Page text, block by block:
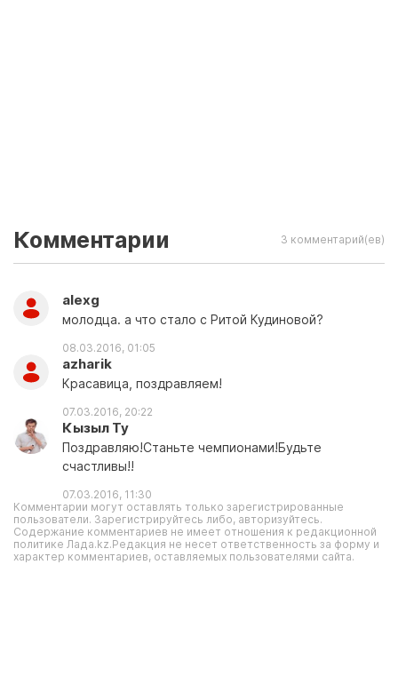
Комментарии 3 комментарий(ев)
alexg
молодца. а что стало с Ритой Кудиновой?
08.03.2016, 01:05
azharik
Красавица, поздравляем!
07.03.2016, 20:22
Кызыл Ту
Поздравляю!Станьте чемпионами!Будьте
счастливы!!
07.03.2016, 11:30
Комментарии могут оставлять только зарегистрированные
пользователи. Зарегистрируйтесь либо, авторизуйтесь.
Содержание комментариев не имеет отношения к редакционной
политике Лада.kz.Редакция не несет ответственность за форму и
характер комментариев, оставляемых пользователями сайта.